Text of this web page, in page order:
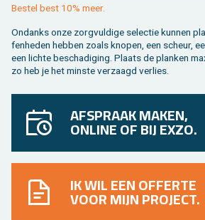
Be­stel best 10% meer.
On­danks onze zorg­vul­di­ge se­lec­tie kun­nen
fen­he­den heb­ben zoals kno­pen, een scheur,
een lich­te be­scha­di­ging. Plaats de plan­ken
zo heb je het min­ste ver­zaagd ver­lies.
AFSPRAAK MAKEN,
ONLINE OF BIJ EXZO.
IK WIL EEN OFFERTE
VOOR MIJN PROJECT.